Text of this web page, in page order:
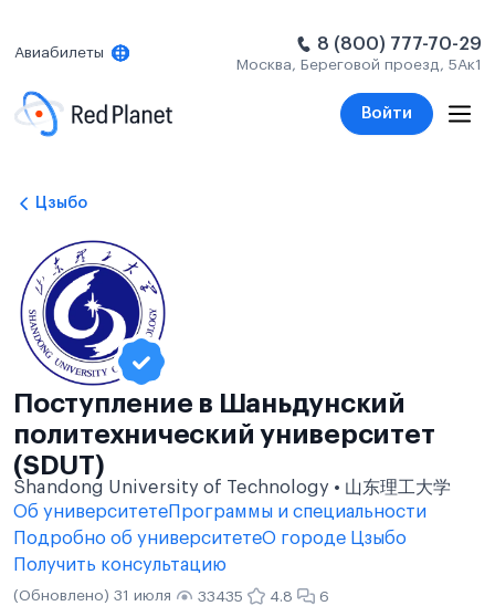
Авиабилеты 8 (800) 777-70-29
Москва, Береговой проезд, 5Ак1
Войти
Цзыбо
Поступление в Шаньдунский
политехнический университет
(SDUT)
Shandong University of Technology • 山东理工大学
Об университетеПрограммы и специальности
Подробно об университетеО городе Цзыбо
Получить консультацию
(Обновлено) 31 июля 33435 4.8 6